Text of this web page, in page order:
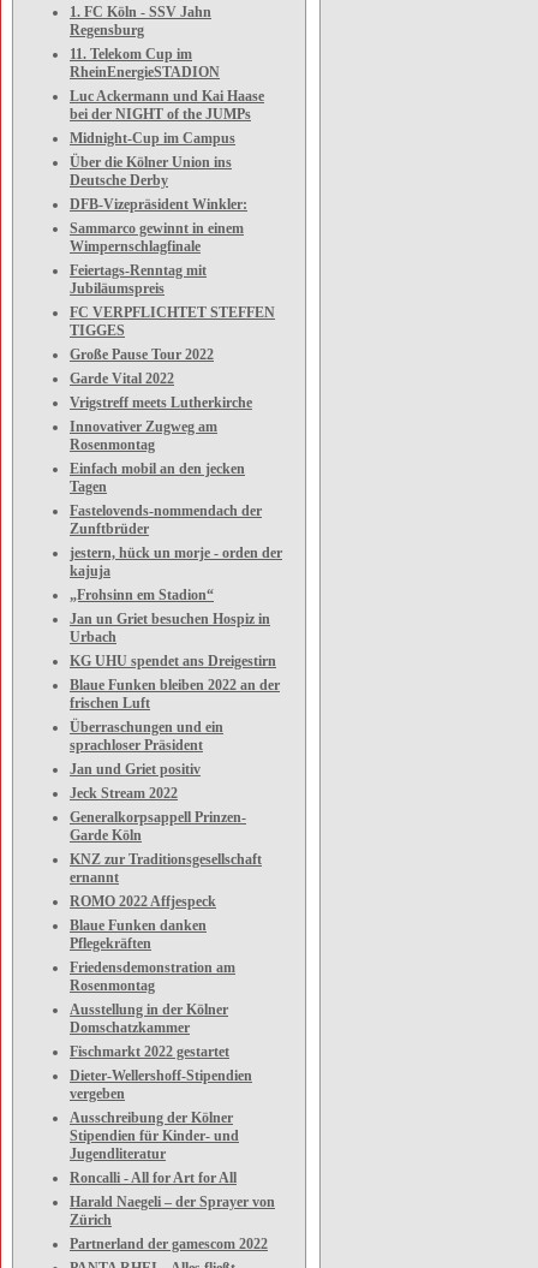
1. FC Köln - SSV Jahn
Regensburg
11. Telekom Cup im
RheinEnergieSTADION
Luc Ackermann und Kai Haase
bei der NIGHT of the JUMPs
Midnight-Cup im Campus
Über die Kölner Union ins
Deutsche Derby
DFB-Vizepräsident Winkler:
Sammarco gewinnt in einem
Wimpernschlagfinale
Feiertags-Renntag mit
Jubiläumspreis
FC VERPFLICHTET STEFFEN
TIGGES
Große Pause Tour 2022
Garde Vital 2022
Vrigstreff meets Lutherkirche
Innovativer Zugweg am
Rosenmontag
Einfach mobil an den jecken
Tagen
Fastelovends-nommendach der
Zunftbrüder
jestern, hück un morje - orden der
kajuja
„Frohsinn em Stadion“
Jan un Griet besuchen Hospiz in
Urbach
KG UHU spendet ans Dreigestirn
Blaue Funken bleiben 2022 an der
frischen Luft
Überraschungen und ein
sprachloser Präsident
Jan und Griet positiv
Jeck Stream 2022
Generalkorpsappell Prinzen-
Garde Köln
KNZ zur Traditionsgesellschaft
ernannt
ROMO 2022 Affjespeck
Blaue Funken danken
Pflegekräften
Friedensdemonstration am
Rosenmontag
Ausstellung in der Kölner
Domschatzkammer
Fischmarkt 2022 gestartet
Dieter-Wellershoff-Stipendien
vergeben
Ausschreibung der Kölner
Stipendien für Kinder- und
Jugendliteratur
Roncalli - All for Art for All
Harald Naegeli – der Sprayer von
Zürich
Partnerland der gamescom 2022